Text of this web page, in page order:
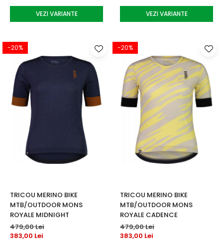
VEZI VARIANTE VEZI VARIANTE
-20%
TRICOU MERINO BIKE
MTB/OUTDOOR MONS
ROYALE MIDNIGHT
479,00 Lei
383,00 Lei
-20%
TRICOU MERINO BIKE
MTB/OUTDOOR MONS
ROYALE CADENCE
479,00 Lei
383,00 Lei